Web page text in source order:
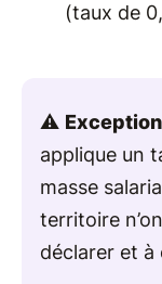
(taux de
⚠️
applique un
masse
territoire
déclarer et